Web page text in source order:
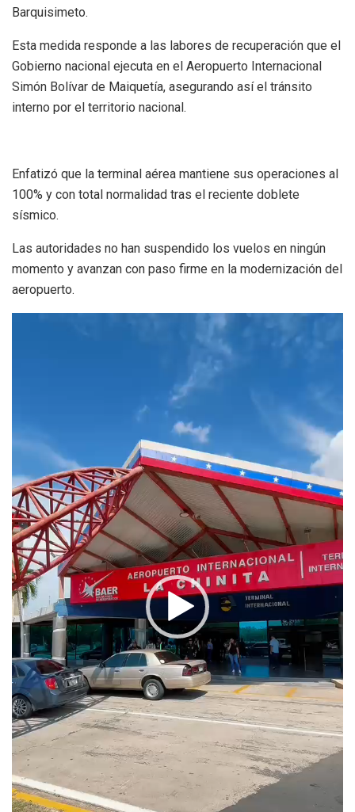
Barquisimeto.
Esta medida responde a las labores de recuperación que el
Gobierno nacional ejecuta en el Aeropuerto Internacional
Simón Bolívar de Maiquetía, asegurando así el tránsito
interno por el territorio nacional.
Enfatizó que la terminal aérea mantiene sus operaciones al
100% y con total normalidad tras el reciente doblete
sísmico.
Las autoridades no han suspendido los vuelos en ningún
momento y avanzan con paso firme en la modernización del
aeropuerto.